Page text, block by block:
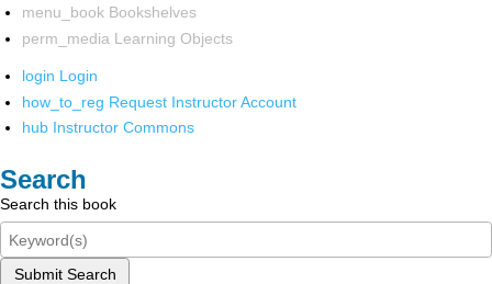
menu_book Bookshelves
perm_media Learning Objects
login Login
how_to_reg Request Instructor Account
hub Instructor Commons
Search
Search this book
Submit Search